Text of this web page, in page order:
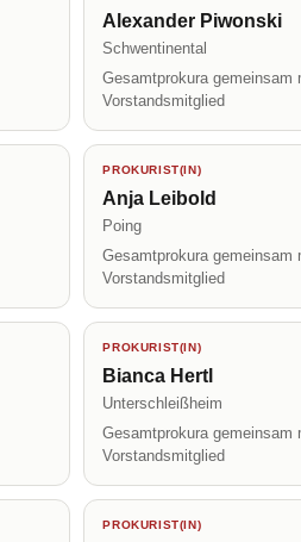
Alexander Piwonski
Schwentinental
Gesamtprokura gemeinsam
Vorstandsmitglied
PROKURIST(IN)
Anja Leibold
Poing
Gesamtprokura gemeinsam
Vorstandsmitglied
PROKURIST(IN)
Bianca Hertl
Unterschleißheim
Gesamtprokura gemeinsam
Vorstandsmitglied
PROKURIST(IN)